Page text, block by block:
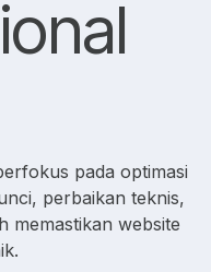
pada optimasi
perbaikan teknis,
memastikan website